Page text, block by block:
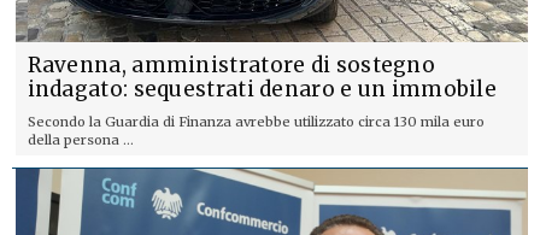
Ravenna, amministratore di sostegno
indagato: sequestrati denaro e un immobile
Secondo la Guardia di Finanza avrebbe utilizzato circa 130 mila euro
della persona ...